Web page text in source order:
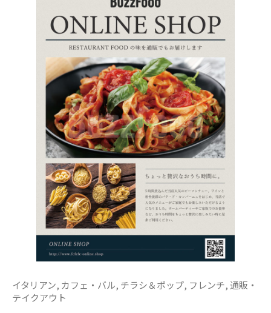
イタリアン, カフェ・バル, チラシ＆ポップ, フレンチ,通販・
テイクアウト